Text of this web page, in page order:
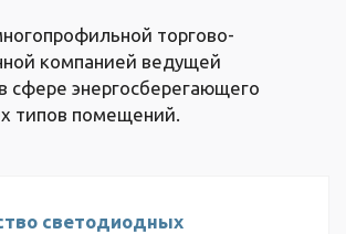
торгово-
компанией ведущей
сфере энергосберегающего
типов помещений.
светодиодных